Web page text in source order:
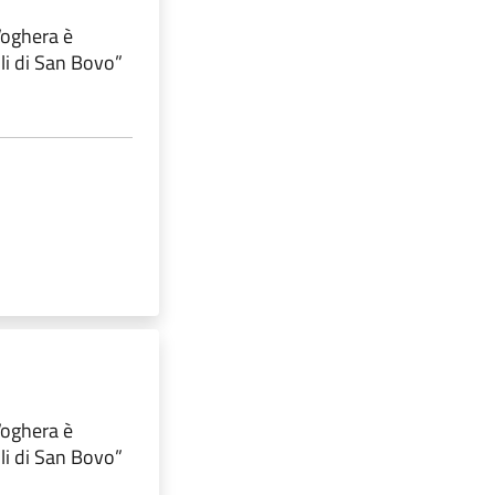
è
di San Bovo”
è
di San Bovo”